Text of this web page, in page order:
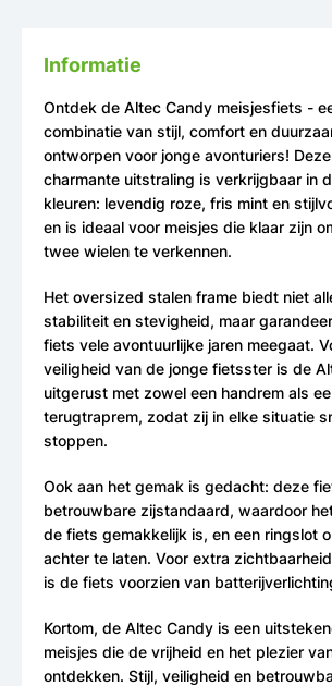
Informatie
Ontdek de Altec Candy meisjesfiets -
combinatie van stijl, comfort en
ontworpen voor jonge avonturiers!
charmante uitstraling is verkrijgbaar in
kleuren: levendig roze, fris mint en
en is ideaal voor meisjes die klaar zijn
twee wielen te verkennen.
Het oversized stalen frame biedt niet
stabiliteit en stevigheid, maar
fiets vele avontuurlijke jaren meegaat.
veiligheid van de jonge fietsster is de
uitgerust met zowel een handrem als
terugtraprem, zodat zij in elke situatie
stoppen.
Ook aan het gemak is gedacht: deze
betrouwbare zijstandaard, waardoor
de fiets gemakkelijk is, en een ringslot
achter te laten. Voor extra
is de fiets voorzien van
Kortom, de Altec Candy is een
meisjes die de vrijheid en het plezier
ontdekken. Stijl, veiligheid en